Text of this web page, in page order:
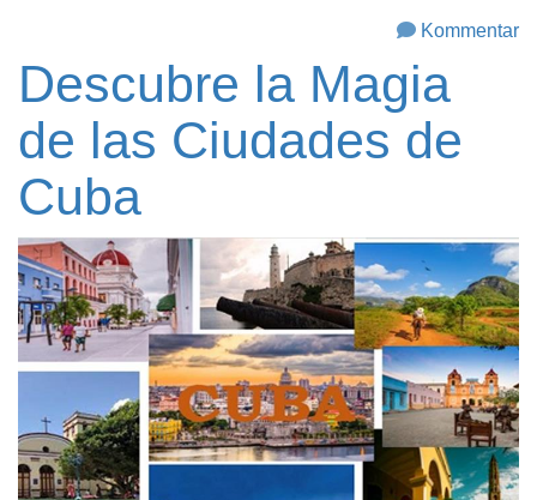
Kommentar
Descubre la Magia
de las Ciudades de
Cuba